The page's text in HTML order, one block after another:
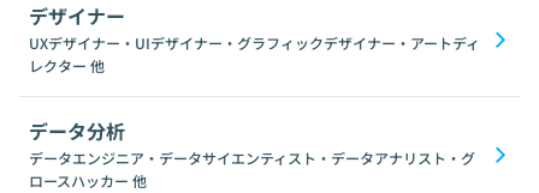
デザイナー
UXデザイナー・UIデザイナー・グラフィックデザイナー・アートディ
レクター 他
データ分析
データエンジニア・データサイエンティスト・データアナリスト・グ
ロースハッカー 他